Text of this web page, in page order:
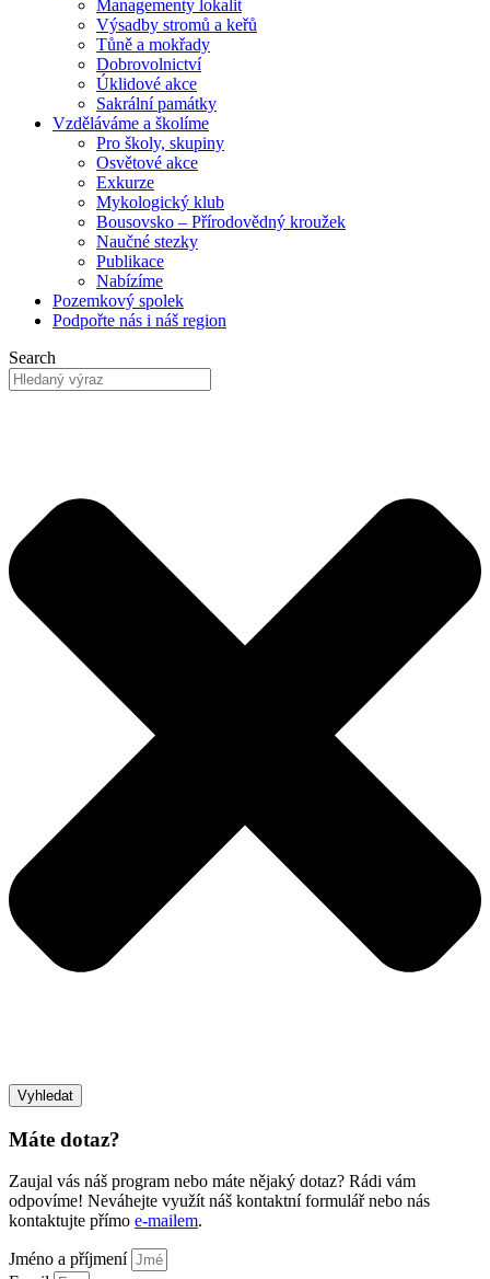
Managementy lokalit
Výsadby stromů a keřů
Tůně a mokřady
Dobrovolnictví
Úklidové akce
Sakrální památky
Vzděláváme a školíme
Pro školy, skupiny
Osvětové akce
Exkurze
Mykologický klub
Bousovsko – Přírodovědný kroužek
Naučné stezky
Publikace
Nabízíme
Pozemkový spolek
Podpořte nás i náš region
Search
Vyhledat
Máte dotaz?
Zaujal vás náš program nebo máte nějaký dotaz? Rádi vám
odpovíme! Neváhejte využít náš kontaktní formulář nebo nás
kontaktujte přímo e-mailem.
Jméno a příjmení